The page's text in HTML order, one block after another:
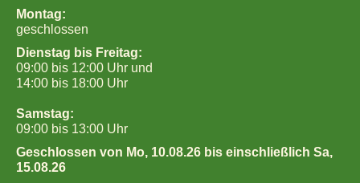
Montag:
geschlossen
Dienstag bis Freitag:
09:00 bis 12:00 Uhr und
14:00 bis 18:00 Uhr
Samstag:
09:00 bis 13:00 Uhr
Geschlossen von Mo, 10.08.26 bis einschließlich Sa,
15.08.26